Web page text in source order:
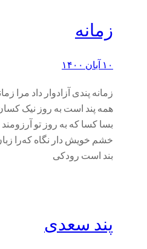
زمانه
۱۰ آبان ۱۴۰۰
زمانه پندی آزادوار داد مرا
همه پند است به روز نیک
بسا کسا که به روز تو
خشم خویش دار نگاه که‌را
بند است رودکی
پند سعدی